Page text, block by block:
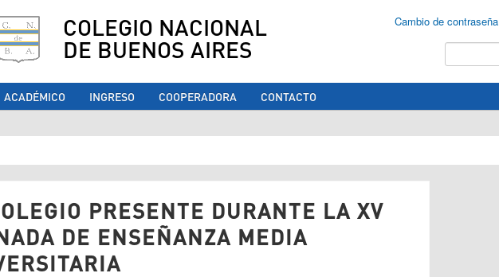
COLEGIO NACIONAL
DE BUENOS AIRES
Cambio de contraseña
ACADÉMICO INGRESO COOPERADORA CONTACTO
usted aquí
PRESENTE DURANTE LA XV
DE ENSEÑANZA MEDIA